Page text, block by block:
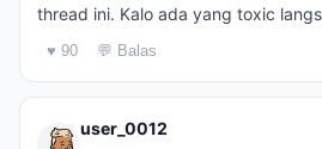
thread ini. Kalo ada yang toxic
♥ 90 💬 Balas
user_0012